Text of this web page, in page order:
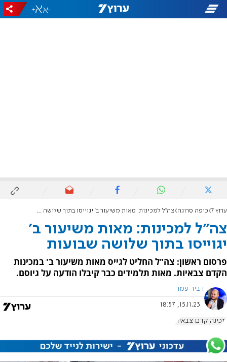
-
+
ערוץ 7 כיפה סרוגה צה"ל למכינות: מאות משיעור ב' יגוייסו בתוך שלושה שבועות
צה"ל למכינות: מאות משיעור ב'
יגוייסו בתוך שלושה שבועות
פרסום ראשון: צה"ל החליט לגייס מאות משיעור ב' במכינות
הקדם צבאיות. מאות תלמידים כבר קיבלו הודעה על גיוסם.
דביר עמר
15.11.23, 18:57
מכינה קדם צבאית